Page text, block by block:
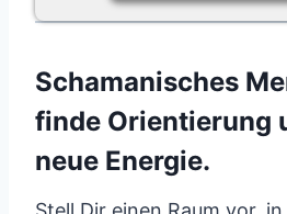
Schamanisches
finde Orientierung
neue Energie.